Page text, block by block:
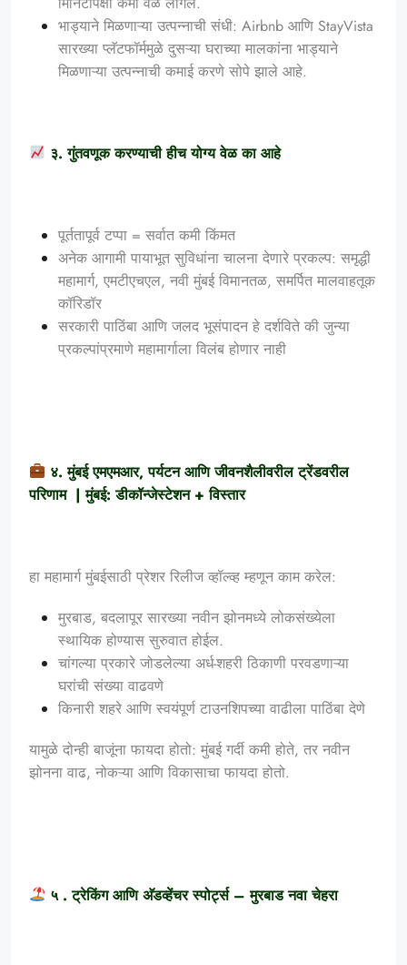
भाड्याने मिळणाऱ्या उत्पन्नाची संधी: Airbnb आणि StayVista
सारख्या प्लॅटफॉर्ममुळे दुसऱ्या घराच्या मालकांना भाड्याने
मिळणाऱ्या उत्पन्नाची कमाई करणे सोपे झाले आहे.
३. गुंतवणूक करण्याची हीच योग्य वेळ का आहे
पूर्ततापूर्व टप्पा = सर्वात कमी किंमत
अनेक आगामी पायाभूत सुविधांना चालना देणारे प्रकल्प: समृद्धी
महामार्ग, एमटीएचएल, नवी मुंबई विमानतळ, समर्पित मालवाहतूक
कॉरिडॉर
सरकारी पाठिंबा आणि जलद भूसंपादन हे दर्शविते की जुन्या
प्रकल्पांप्रमाणे महामार्गाला विलंब होणार नाही
४. मुंबई एमएमआर, पर्यटन आणि जीवनशैलीवरील ट्रेंडवरील
परिणाम | मुंबई: डीकॉन्जेस्टेशन + विस्तार
हा महामार्ग मुंबईसाठी प्रेशर रिलीज व्हॉल्व्ह म्हणून काम करेल:
मुरबाड, बदलापूर सारख्या नवीन झोनमध्ये लोकसंख्येला
स्थायिक होण्यास सुरुवात होईल.
चांगल्या प्रकारे जोडलेल्या अर्ध-शहरी ठिकाणी परवडणाऱ्या
घरांची संख्या वाढवणे
किनारी शहरे आणि स्वयंपूर्ण टाउनशिपच्या वाढीला पाठिंबा देणे
यामुळे दोन्ही बाजूंना फायदा होतो: मुंबई गर्दी कमी होते, तर नवीन
झोनना वाढ, नोकऱ्या आणि विकासाचा फायदा होतो.
५ . ट्रेकिंग आणि अ‍ॅडव्हेंचर स्पोर्ट्स – मुरबाड नवा चेहरा